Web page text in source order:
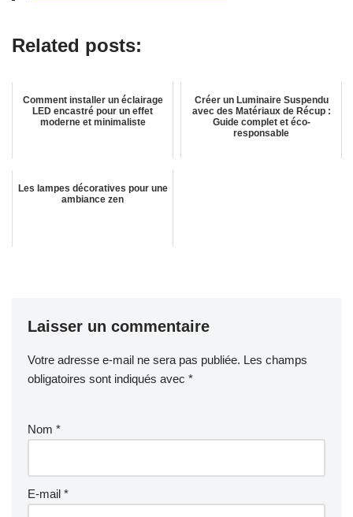
Related posts:
Comment installer un éclairage
LED encastré pour un effet
moderne et minimaliste
Créer un Luminaire Suspendu
avec des Matériaux de Récup :
Guide complet et éco-
responsable
Les lampes décoratives pour une
ambiance zen
Laisser un commentaire
Votre adresse e-mail ne sera pas publiée. Les champs
obligatoires sont indiqués avec *
Nom *
E-mail *